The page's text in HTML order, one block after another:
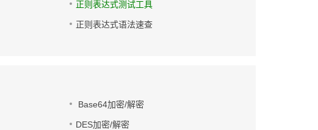
正则表达式测试工具
正则表达式语法速查
Base64加密/解密
DES加密/解密